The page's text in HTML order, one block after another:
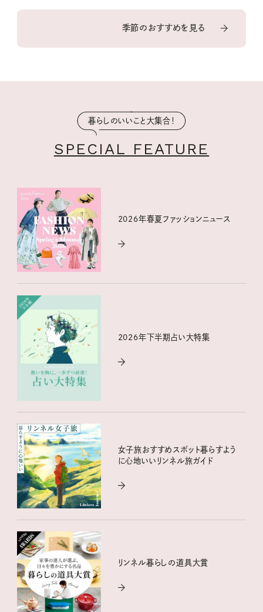
季節のおすすめを見る
暮らしのいいこと大集合！
SPECIAL FEATURE
2026年春夏ファッションニュース
2026年下半期占い大特集
女子旅おすすめスポット暮らすよう
に心地いいリンネル旅ガイド
リンネル暮らしの道具大賞